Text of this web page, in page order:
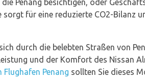
Penang besichtigen, oder
für eine reduzierte CO2-Bilanz
durch die belebten Straßen von
und der Komfort des Nissan
Penang sollten Sie dieses